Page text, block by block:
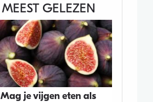
MEEST GELEZEN
Mag je vijgen eten als